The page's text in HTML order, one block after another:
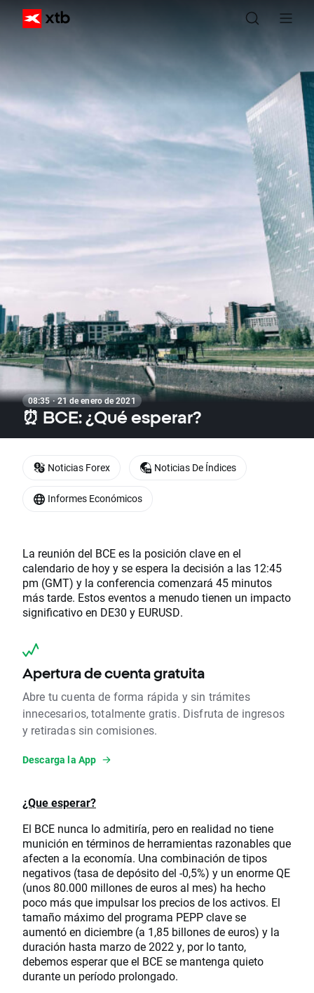
08:35 · 21 de enero de 2021
⏰ BCE: ¿Qué esperar?
La reunión del BCE es la posición clave en el
calendario de hoy y se espera la decisión a las 12:45
pm (GMT) y la conferencia comenzará 45 minutos
más tarde. Estos eventos a menudo tienen un impacto
significativo en DE30 y EURUSD.
Apertura de cuenta gratuita
Abre tu cuenta de forma rápida y sin trámites
innecesarios, totalmente gratis. Disfruta de ingresos
y retiradas sin comisiones.
Descarga la App
¿Que esperar?
El BCE nunca lo admitiría, pero en realidad no tiene
munición en términos de herramientas razonables que
afecten a la economía. Una combinación de tipos
negativos (tasa de depósito del -0,5%) y un enorme QE
(unos 80.000 millones de euros al mes) ha hecho
poco más que impulsar los precios de los activos. El
tamaño máximo del programa PEPP clave se
aumentó en diciembre (a 1,85 billones de euros) y la
duración hasta marzo de 2022 y, por lo tanto,
debemos esperar que el BCE se mantenga quieto
durante un período prolongado.
Noticias Forex Noticias De Índices
Informes Económicos